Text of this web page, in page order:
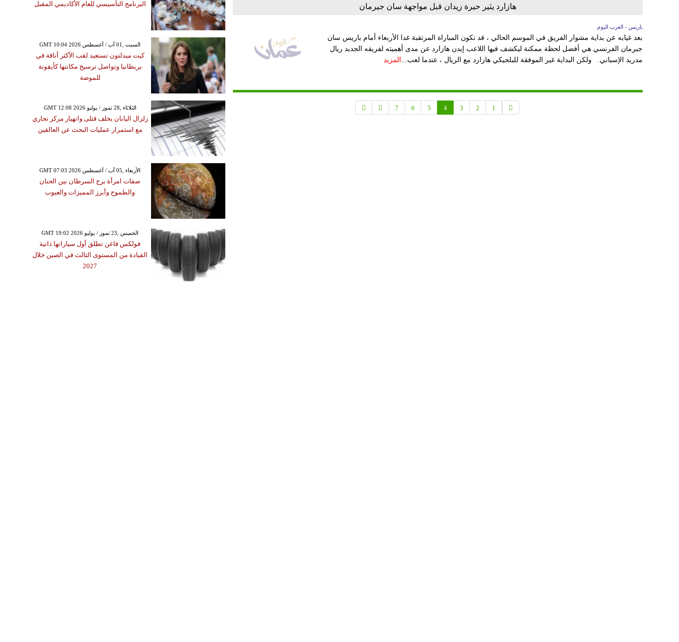
هازارد يثير حيرة زيدان قبل مواجهة سان جيرمان
باريس - العرب اليوم
بعد غيابه عن بداية مشوار الفريق في الموسم الحالي ، قد تكون المباراة المرتقبة غدا الأربعاء أمام باريس سان
جيرمان الفرنسي هي أفضل لحظة ممكنة ليكشف فيها اللاعب إيدن هازارد عن مدى أهميته لفريقه الجديد ريال
مدريد الإسباني. ولكن البداية غير الموفقة للبلجيكي هازارد مع الريال ، عندما لعب... المزيد
1
2
3
4
5
6
7
البرنامج التأسيسي للعام الأكاديمي المقبل
GMT 10:04 2026 السبت ,01 آب / أغسطس
كيت ميدلتون تستعيد لقب الأكثر أناقة في
بريطانيا وتواصل ترسيخ مكانتها كأيقونة
للموضة
GMT 12:08 2026 الثلاثاء ,28 تموز / يوليو
زلزال اليابان يخلف قتلى وانهيار مركز تجاري
مع استمرار عمليات البحث عن العالقين
GMT 07:03 2026 الأربعاء ,05 آب / أغسطس
صفات امرأة برج السرطان بين الحنان
والطموح وأبرز المميزات والعيوب
GMT 19:02 2026 الخميس ,23 تموز / يوليو
فولكس فاغن تطلق أول سياراتها ذاتية
القيادة من المستوى الثالث في الصين خلال
2027